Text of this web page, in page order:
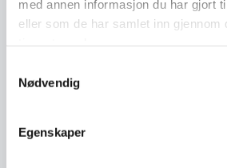
med annen informasjon du har gjort
eller som de har samlet inn gjennom
Nødvendig
Egenskaper
Instagram